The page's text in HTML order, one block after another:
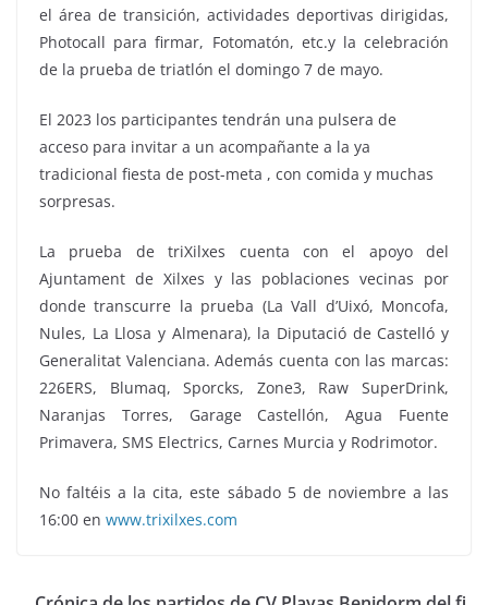
el área de transición, actividades deportivas dirigidas,
Photocall para firmar, Fotomatón, etc.y la celebración
de la prueba de triatlón el domingo 7 de mayo.
El 2023 los participantes tendrán una pulsera de
acceso para invitar a un acompañante a la ya
tradicional fiesta de post-meta , con comida y muchas
sorpresas.
La prueba de triXilxes cuenta con el apoyo del
Ajuntament de Xilxes y las poblaciones vecinas por
donde transcurre la prueba (La Vall d’Uixó, Moncofa,
Nules, La Llosa y Almenara), la Diputació de Castelló y
Generalitat Valenciana. Además cuenta con las marcas:
226ERS, Blumaq, Sporcks, Zone3, Raw SuperDrink,
Naranjas Torres, Garage Castellón, Agua Fuente
Primavera, SMS Electrics, Carnes Murcia y Rodrimotor.
No faltéis a la cita, este sábado 5 de noviembre a las
16:00 en www.trixilxes.com